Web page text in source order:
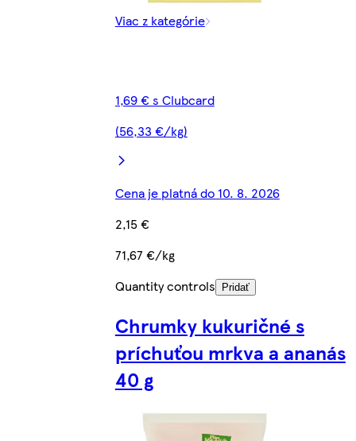
Viac z kategórie
1,69 € s Clubcard
(56,33 €/kg)
Cena je platná do 10. 8. 2026
2,15 €
71,67 €/kg
Quantity controls
Pridať
Chrumky kukuričné s
príchuťou mrkva a ananás
40 g